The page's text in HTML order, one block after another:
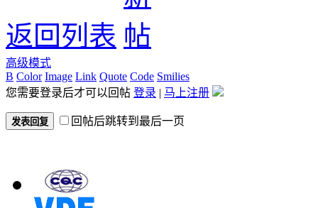
返回列表
高级模式
B Color Image Link Quote Code Smilies
您需要登录后才可以回帖 登录 | 马上注册
发表回复 回帖后跳转到最后一页